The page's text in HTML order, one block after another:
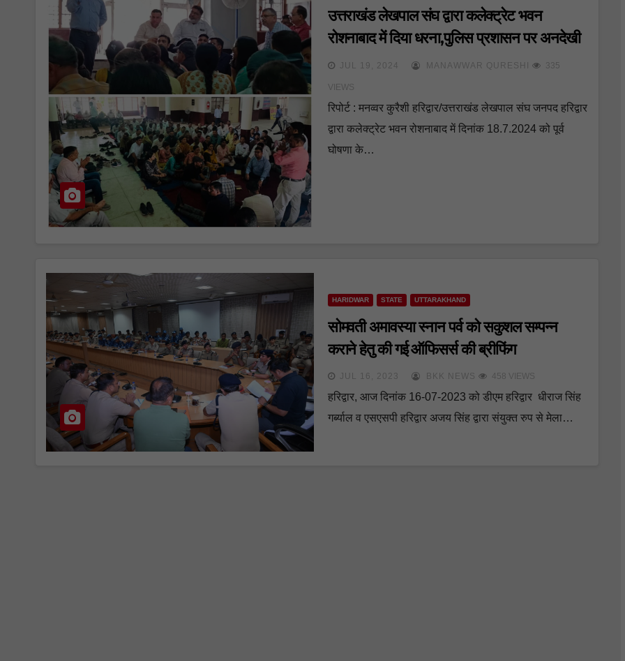
उत्तराखंड लेखपाल संघ द्वारा कलेक्ट्रेट भवन
रोशनाबाद में दिया धरना,पुलिस प्रशासन पर अनदेखी
का लगाया आरोप
JUL 19, 2024 MANAWWAR QURESHI 335
VIEWS
रिपोर्ट : मनव्वर कुरैशी हरिद्वार/उत्तराखंड लेखपाल संघ जनपद हरिद्वार
द्वारा कलेक्ट्रेट भवन रोशनाबाद में दिनांक 18.7.2024 को पूर्व
घोषणा के…
HARIDWAR STATE UTTARAKHAND
सोमवती अमावस्या स्नान पर्व को सकुशल सम्पन्न
कराने हेतु की गई ऑफिसर्स की ब्रीफिंग
JUL 16, 2023 BKK NEWS 458 VIEWS
हरिद्वार, आज दिनांक 16-07-2023 को डीएम हरिद्वार धीराज सिंह
गर्ब्याल व एसएसपी हरिद्वार अजय सिंह द्वारा संयुक्त रुप से मेला…